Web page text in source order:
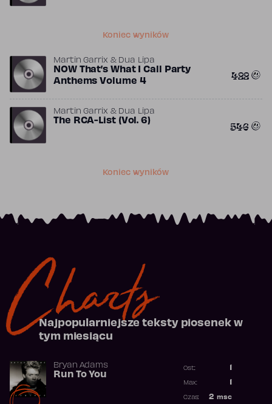
Koniec wyników
Martin Garrix & Dua Lipa
NOW That’s What I Call Party
Anthems Volume 4
422
Martin Garrix & Dua Lipa
The RCA-List (Vol. 6) 546
Koniec wyników
Charts
Najpopularniejsze teksty piosenek w
tym miesiącu
Bryan Adams
Run To You
Ost.:
Max:
2 msc
Czas: